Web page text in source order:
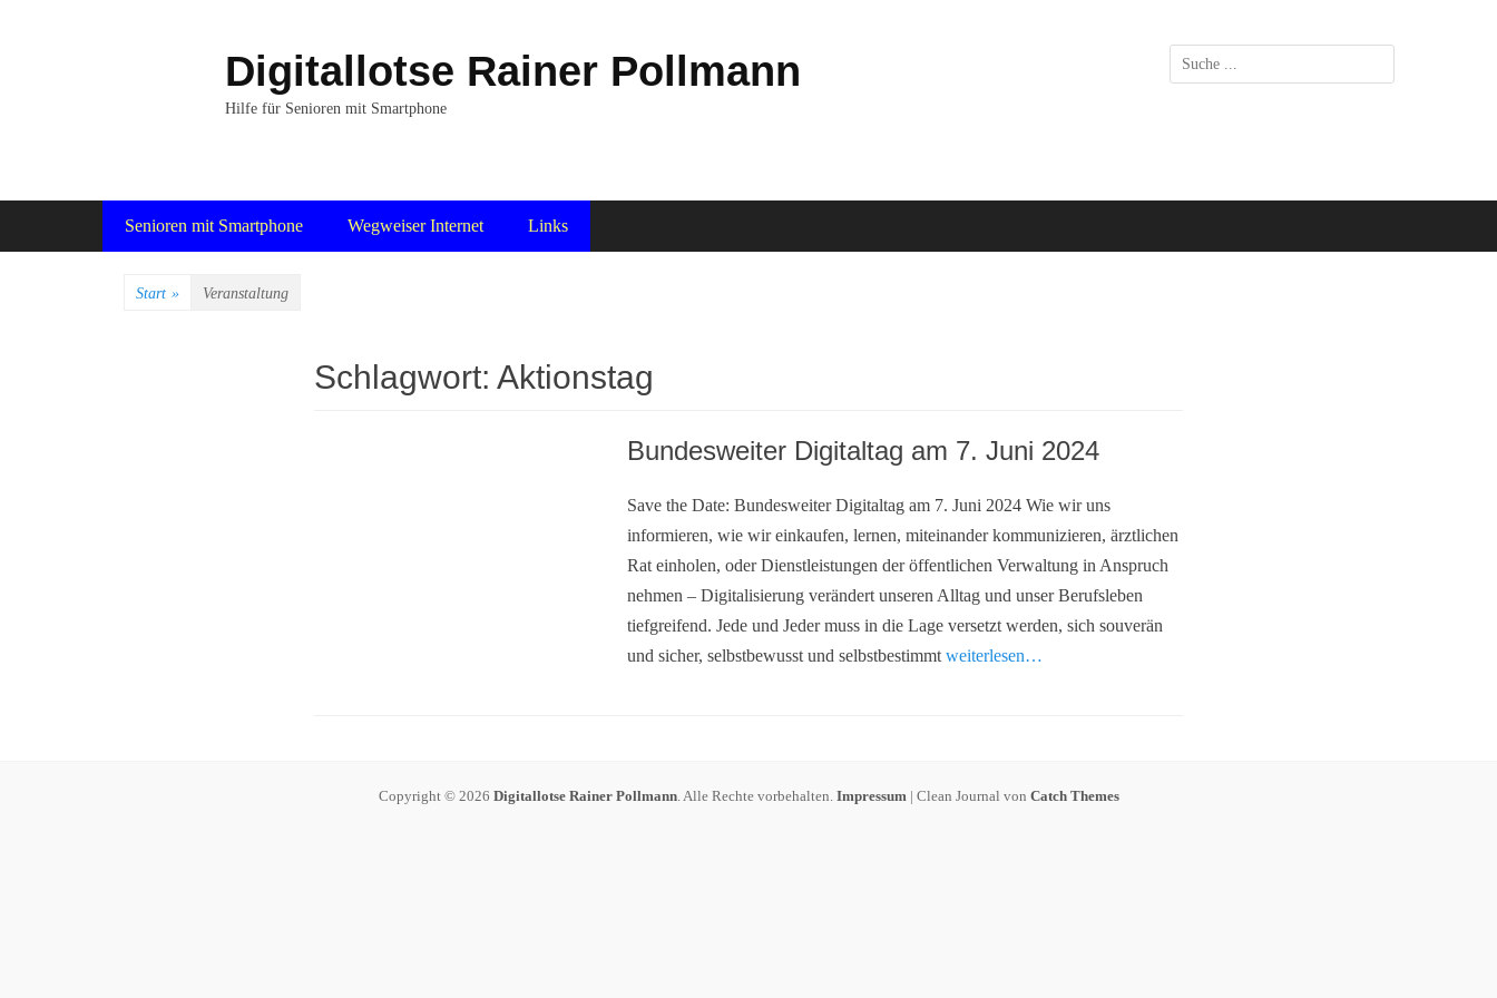
Digitallotse Rainer Pollmann
Hilfe für Senioren mit Smartphone
Suchen
nach:
Primäres Menü
Senioren mit Smartphone Wegweiser Internet Links
Start » Veranstaltung
Schlagwort: Aktionstag
Bundesweiter Digitaltag am 7. Juni 2024
Save the Date: Bundesweiter Digitaltag am 7. Juni 2024 Wie wir uns
informieren, wie wir einkaufen, lernen, miteinander kommunizieren, ärztlichen
Rat einholen, oder Dienstleistungen der öffentlichen Verwaltung in Anspruch
nehmen – Digitalisierung verändert unseren Alltag und unser Berufsleben
tiefgreifend. Jede und Jeder muss in die Lage versetzt werden, sich souverän
und sicher, selbstbewusst und selbstbestimmt weiterlesen…
Copyright © 2026 Digitallotse Rainer Pollmann. Alle Rechte vorbehalten. Impressum| Clean Journal von Catch Themes